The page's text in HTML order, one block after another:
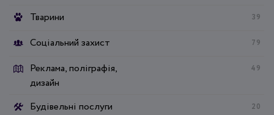
Тварини 39
Соціальний захист 79
Реклама, поліграфія,
дизайн
49
Будівельні послуги 20